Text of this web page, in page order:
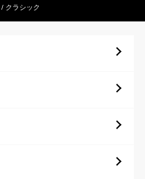
クラシック